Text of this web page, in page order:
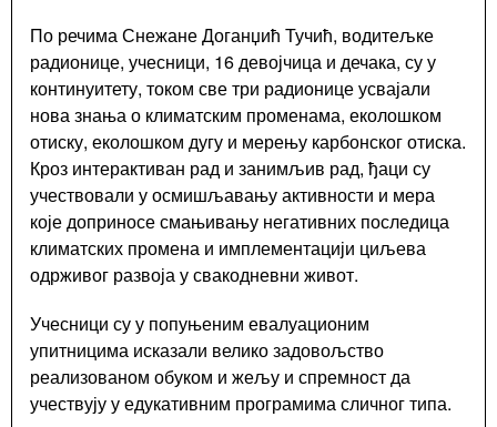
Услуге
Портал
Е-
управа
Водич
кроз
локалну
управу
Писарница
Виртуелни
матичар
Конкурси,
позиви,
По речима Снежане Доганџић Тучић, водитељке
радионице, учесници, 16 девојчица и дечака, су у
континуитету, током све три радионице усвајали
нова знања о климатским променама, еколошком
отиску, еколошком дугу и мерењу карбонског отиска.
Кроз интерактиван рад и занимљив рад, ђаци су
учествовали у осмишљавању активности и мера
које доприносе смањивању негативних последица
климатских промена и имплементацији циљева
одрживог развоја у свакодневни живот.
Учесници су у попуњеним евалуационим
упитницима исказали велико задовољство
реализованом обуком и жељу и спремност да
учествују у едукативним програмима сличног типа.